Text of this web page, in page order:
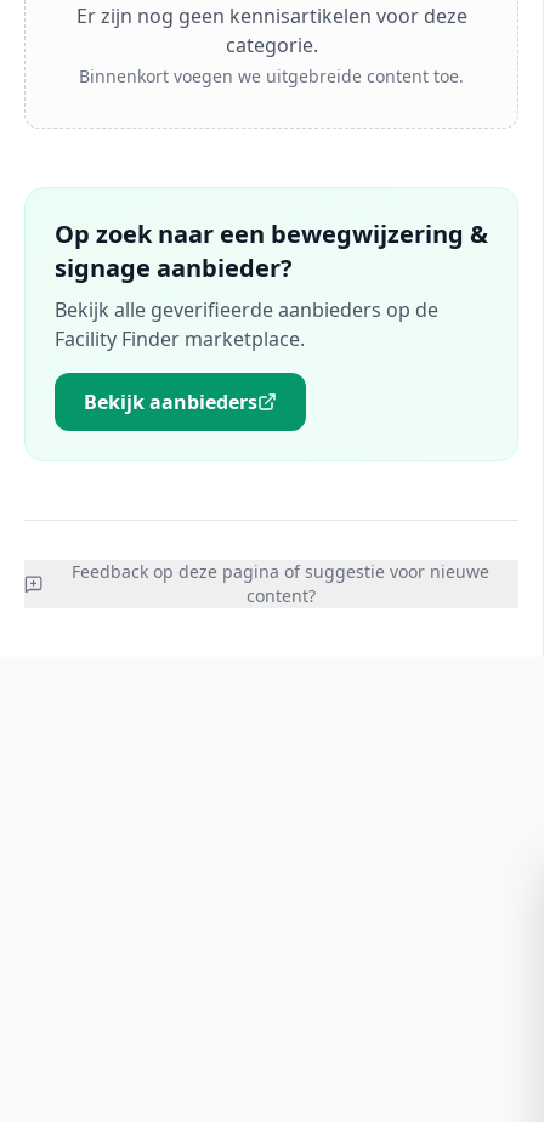
Er zijn nog geen kennisartikelen voor deze
categorie.
Binnenkort voegen we uitgebreide content toe.
Op zoek naar een bewegwijzering &
signage aanbieder?
Bekijk alle geverifieerde aanbieders op de
Facility Finder marketplace.
Bekijk aanbieders
Feedback op deze pagina of suggestie voor nieuwe
content?